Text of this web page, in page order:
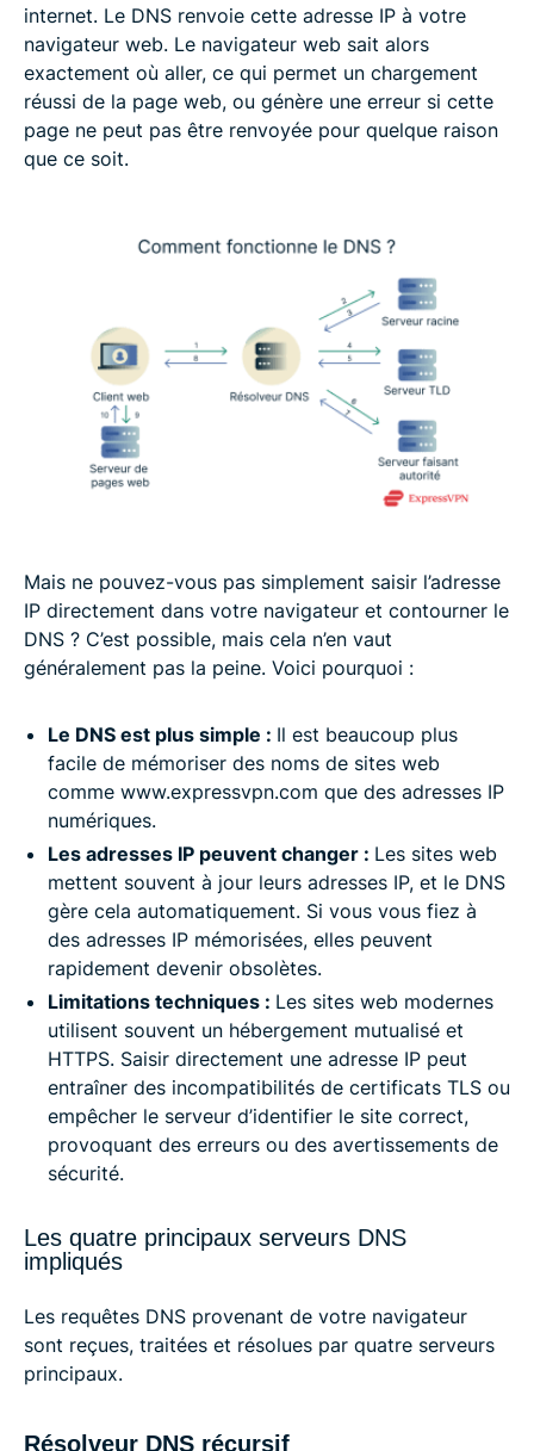
internet. Le DNS renvoie cette adresse IP à votre
navigateur web. Le navigateur web sait alors
exactement où aller, ce qui permet un chargement
réussi de la page web, ou génère une erreur si cette
page ne peut pas être renvoyée pour quelque raison
que ce soit.
Mais ne pouvez-vous pas simplement saisir l’adresse
IP directement dans votre navigateur et contourner le
DNS ? C’est possible, mais cela n’en vaut
généralement pas la peine. Voici pourquoi :
Le DNS est plus simple : Il est beaucoup plus
facile de mémoriser des noms de sites web
comme www.expressvpn.com que des adresses IP
numériques.
Les adresses IP peuvent changer : Les sites web
mettent souvent à jour leurs adresses IP, et le DNS
gère cela automatiquement. Si vous vous fiez à
des adresses IP mémorisées, elles peuvent
rapidement devenir obsolètes.
Limitations techniques : Les sites web modernes
utilisent souvent un hébergement mutualisé et
HTTPS. Saisir directement une adresse IP peut
entraîner des incompatibilités de certificats TLS ou
empêcher le serveur d’identifier le site correct,
provoquant des erreurs ou des avertissements de
sécurité.
Les quatre principaux serveurs DNS
impliqués
Les requêtes DNS provenant de votre navigateur
sont reçues, traitées et résolues par quatre serveurs
principaux.
Résolveur DNS récursif